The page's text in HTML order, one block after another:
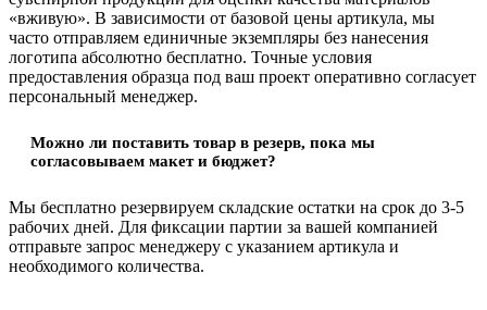
«вживую». В зависимости от базовой цены артикула, мы
часто отправляем единичные экземпляры без нанесения
логотипа абсолютно бесплатно. Точные условия
предоставления образца под ваш проект оперативно согласует
персональный менеджер.
Можно ли поставить товар в резерв, пока мы
согласовываем макет и бюджет?
Мы бесплатно резервируем складские остатки на срок до 3-5
рабочих дней. Для фиксации партии за вашей компанией
отправьте запрос менеджеру с указанием артикула и
необходимого количества.